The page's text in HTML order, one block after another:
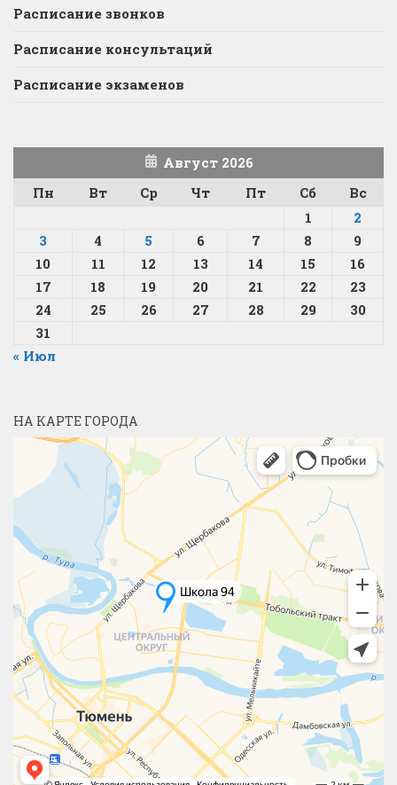
Расписание звонков
Расписание консультаций
Расписание экзаменов
Август 2026
Пн
Вт Ср Чт Пт Сб
Вс
1
2
3
4 5 6 7 8
9
10
11 12 13 14 15
16
17
18 19 20 21 22
23
24
25 26 27 28 29
30
31
« Июл
НА КАРТЕ ГОРОДА